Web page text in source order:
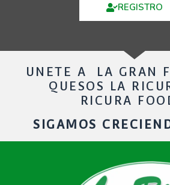
REGISTRO
UNETE A LA GRAN
QUESOS LA
RICURA
SIGAMOS